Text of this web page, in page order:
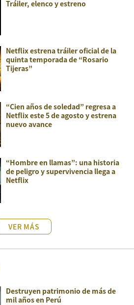
Tráiler, elenco y estreno
Netflix estrena tráiler oficial de la
quinta temporada de “Rosario
Tijeras”
“Cien años de soledad” regresa a
Netflix este 5 de agosto y estrena
nuevo avance
“Hombre en llamas”: una historia
de peligro y supervivencia llega a
Netflix
VER MÁS
Destruyen patrimonio de más de
mil años en Perú